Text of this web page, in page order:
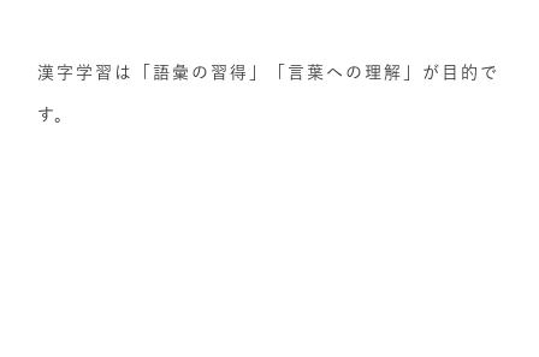
漢字学習は「語彙の習得」「言葉への理解」が目的で
す。